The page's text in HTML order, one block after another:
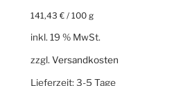
141,43 €/ 100 g
inkl. 19 % MwSt.
zzgl. Versandkosten
Lieferzeit: 3-5 Tage